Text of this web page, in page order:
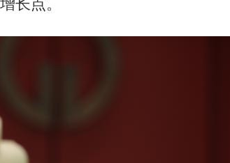
长点。